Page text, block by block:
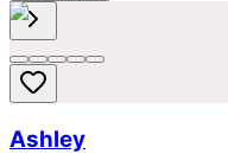
Ashley